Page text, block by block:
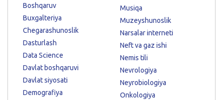
Boshqaruv
Buxgalteriya
Chegarashunoslik
Dasturlash
Data Science
Davlat boshqaruvi
Davlat siyosati
Demografiya
Musiqa
Muzeyshunoslik
Narsalar interneti
Neft va gaz ishi
Nemis tili
Nevrologiya
Neyrobiologiya
Onkologiya